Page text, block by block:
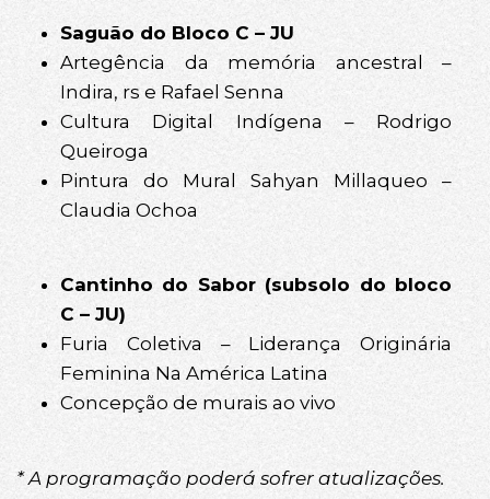
Saguão do Bloco C – JU
Artegência da memória ancestral –
Indira, rs e Rafael Senna
Cultura Digital Indígena – Rodrigo
Queiroga
Pintura do Mural Sahyan Millaqueo –
Claudia Ochoa
Cantinho do Sabor (subsolo do bloco
C – JU)
Furia Coletiva – Liderança Originária
Feminina Na América Latina
Concepção de murais ao vivo
* A programação poderá sofrer atualizações.